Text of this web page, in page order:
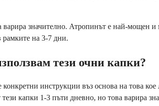
варира значително. Атропинът е най-мощен
на 3-7 дни.
тези очни капки?
инструкции въз основа на това
капки 1-3 пъти дневно, но това варира